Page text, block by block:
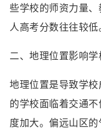
些学校的师资力量
人高考分数往往较低
二、地理位置影响
地理位置是导致学
的学校面临着交通
度加大。偏远山区的